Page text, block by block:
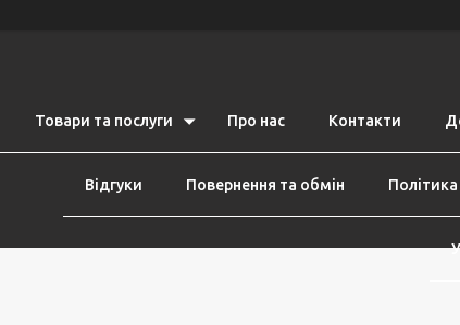
Товари та послуги Про нас Контакти
Відгуки Повернення та обмін